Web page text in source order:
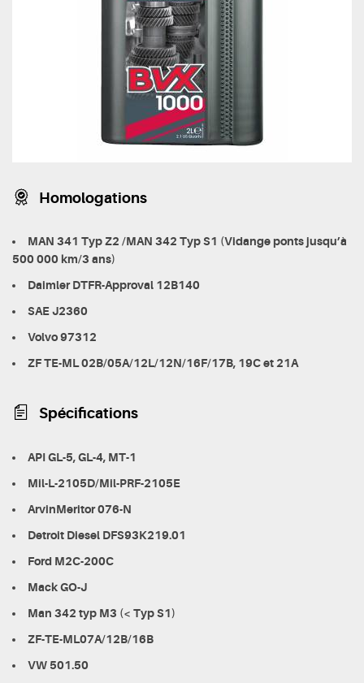
Homologations
MAN 341 Typ Z2 /MAN 342 Typ S1 (Vidange ponts jusqu’à
500 000 km/3 ans)
Daimler DTFR-Approval 12B140
SAE J2360
Volvo 97312
ZF TE-ML 02B/05A/12L/12N/16F/17B, 19C et 21A
Spécifications
API GL-5, GL-4, MT-1
Mil-L-2105D/Mil-PRF-2105E
ArvinMeritor 076-N
Detroit Diesel DFS93K219.01
Ford M2C-200C
Mack GO-J
Man 342 typ M3 (< Typ S1)
ZF-TE-ML07A/12B/16B
VW 501.50